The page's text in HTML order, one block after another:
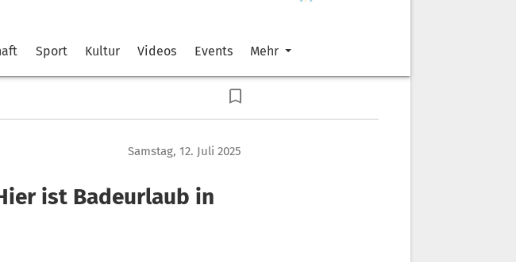
Sport Kultur Videos Events Mehr
Samstag, 12. Juli 2025
ist Badeurlaub in